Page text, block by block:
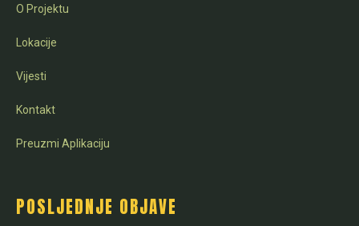
O Projektu
Lokacije
Vijesti
Kontakt
Preuzmi Aplikaciju
POSLJEDNJE OBJAVE